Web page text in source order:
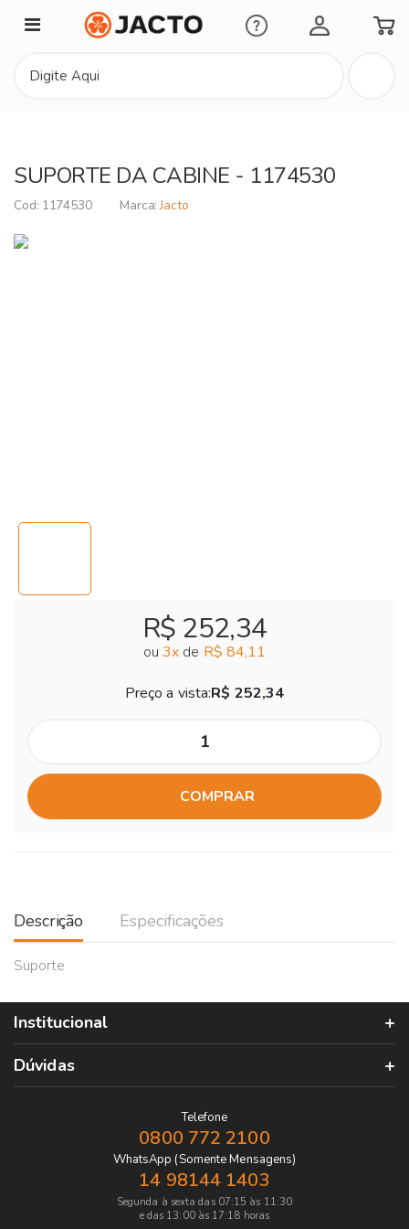
Minha Conta
SUPORTE DA CABINE - 1174530
1174530 Jacto
R$ 252,34
ou 3x de R$ 84,11
Preço a vista:R$ 252,34
COMPRAR
Descrição Especificações
Suporte
Institucional
Dúvidas
Telefone
0800 772 2100
WhatsApp (Somente Mensagens)
14 98144 1403
Segunda à sexta das 07:15 às 11:30
e das 13:00 às 17:18 horas